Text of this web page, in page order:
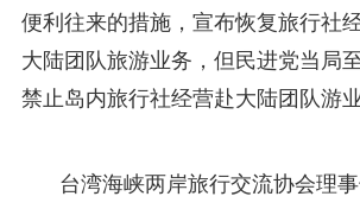
便利往来的措施，宣布恢复旅行社
大陆团队旅游业务，但民进党当局
禁止岛内旅行社经营赴大陆团队游业
台湾海峡两岸旅行交流协会理